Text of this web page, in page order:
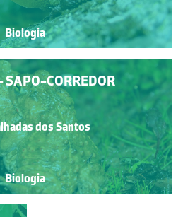
Biologia
SAPO-CORREDOR
dos Santos
Biologia